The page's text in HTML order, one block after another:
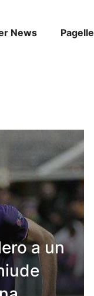
News Pagelle
a un